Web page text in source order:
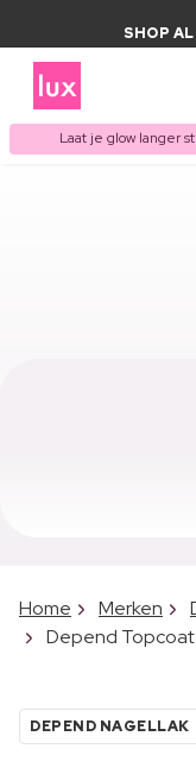
SHOP
Laat je glow langer
Home Merken
Depend
DEPEND NAGELLAK